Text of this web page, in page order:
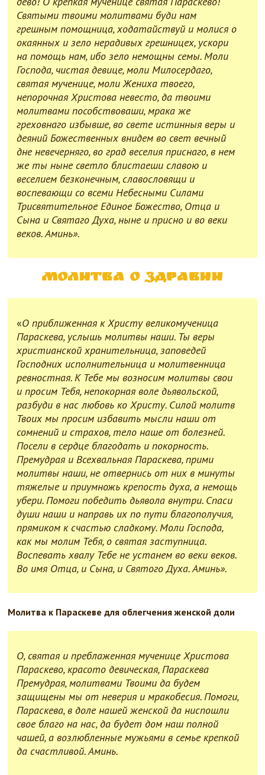
Святыми твоими молитвами буди нам
грешным помощница, ходатайствуй и молися о
окаянных и зело нерадивых грешницех, ускори
на помощь нам, ибо зело немощны семы. Моли
Господа, чистая девице, моли Милосердаго,
святая мученице, моли Жениха твоего,
непорочная Христова невесто, да твоими
молитвами пособствоваши, мрака же
греховнаго избывше, во свете истинныя веры и
деяний Божественных внидем во свет вечный
дне невечерняго, во град веселия приснаго, в нем
же ты ныне светло блистаеши славою и
веселием безконечным, славословящи и
воспевающи со всеми Небесными Силами
Трисвятительное Единое Божество, Отца и
Сына и Святаго Духа, ныне и присно и во веки
веков. Аминь».
Молитва о здравии
«О приближенная к Христу великомученица
Параскева, услышь молитвы наши. Ты веры
христианской хранительница, заповедей
Господних исполнительница и молитвенница
ревностная. К Тебе мы возносим молитвы свои
и просим Тебя, непокорная воле дьявольской,
разбуди в нас любовь ко Христу. Силой молитв
Твоих мы просим избавить мысли наши от
сомнений и страхов, тело наше от болезней.
Посели в сердце благодать и покорность.
Премудрая и Всехвальная Параскева, прими
молитвы наши, не отвернись от них в минуты
тяжелые и приумножь крепость духа, а немощь
убери. Помоги победить дьявола внутри. Спаси
души наши и направь их по пути благополучия,
прямиком к счастью сладкому. Моли Господа,
как мы молим Тебя, о святая заступница.
Воспевать хвалу Тебе не устанем во веки веков.
Во имя Отца, и Сына, и Святого Духа. Аминь».
Молитва к Параскеве для облегчения женской доли
О, святая и преблаженная мученице Христова
Параскево, красото девическая, Параскева
Премудрая, молитвами Твоими да будем
защищены мы от неверия и мракобесия. Помоги,
Параскева, в доле нашей женской да ниспошли
свое благо на нас, да будет дом наш полной
чашей, а возлюбленные мужьями в семье крепкой
да счастливой. Аминь.